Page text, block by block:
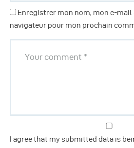
Enregistrer mon nom, mon e-
navigateur pour mon prochain
I agree that my submitted data is